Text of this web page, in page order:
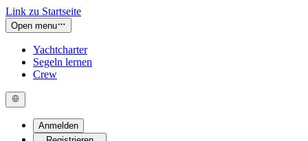
Link zu Startseite
Open menu
Yachtcharter
Segeln lernen
Crew
Anmelden